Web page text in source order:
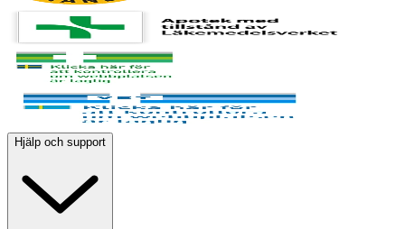
Hjälp och support